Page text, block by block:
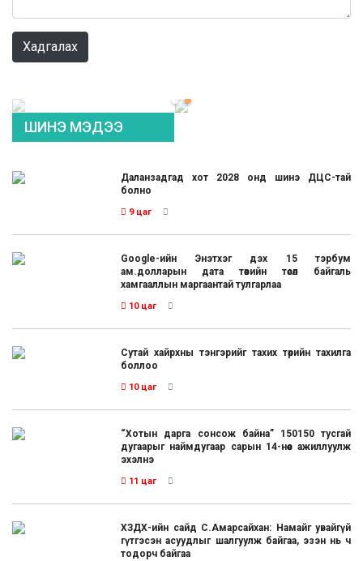
Хадгалах
ШИНЭ МЭДЭЭ
Даланзадгад хот 2028 онд шинэ ДЦС-тай
болно
9 цаг
Google-ийн Энэтхэг дэх 15 тэрбум
ам.долларын дата төвийн төсөл байгаль
хамгааллын маргаантай тулгарлаа
10 цаг
Сутай хайрхны тэнгэрийг тахих төрийн тахилга
боллоо
10 цаг
“Хотын дарга сонсож байна” 150150 тусгай
дугаарыг наймдугаар сарын 14-нөөс ажиллуулж
эхэлнэ
11 цаг
ХЗДХ-ийн сайд С.Амарсайхан: Намайг увайгүй
гүтгэсэн асуудлыг шалгуулж байгаа, эзэн нь ч
тодорч байгаа